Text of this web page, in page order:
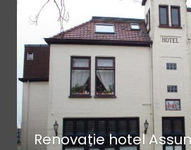
Renovatie hotel